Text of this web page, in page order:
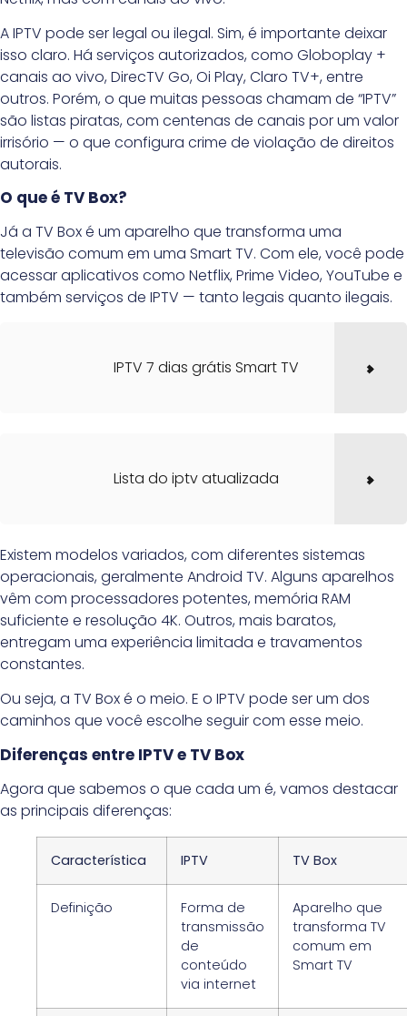
A IPTV pode ser legal ou ilegal. Sim, é importante deixar
isso claro. Há serviços autorizados, como Globoplay +
canais ao vivo, DirecTV Go, Oi Play, Claro TV+, entre
outros. Porém, o que muitas pessoas chamam de “IPTV”
são listas piratas, com centenas de canais por um valor
irrisório — o que configura crime de violação de direitos
autorais.
O que é TV Box?
Já a TV Box é um aparelho que transforma uma
televisão comum em uma Smart TV. Com ele, você pode
acessar aplicativos como Netflix, Prime Video, YouTube e
também serviços de IPTV — tanto legais quanto ilegais.
IPTV 7 dias grátis Smart TV
Lista do iptv atualizada
Existem modelos variados, com diferentes sistemas
operacionais, geralmente Android TV. Alguns aparelhos
vêm com processadores potentes, memória RAM
suficiente e resolução 4K. Outros, mais baratos,
entregam uma experiência limitada e travamentos
constantes.
Ou seja, a TV Box é o meio. E o IPTV pode ser um dos
caminhos que você escolhe seguir com esse meio.
Diferenças entre IPTV e TV Box
Agora que sabemos o que cada um é, vamos destacar
as principais diferenças:
Característica IPTV TV Box
Definição
Forma de
transmissão
de
conteúdo
via internet
Aparelho que
transforma TV
comum em
Smart TV